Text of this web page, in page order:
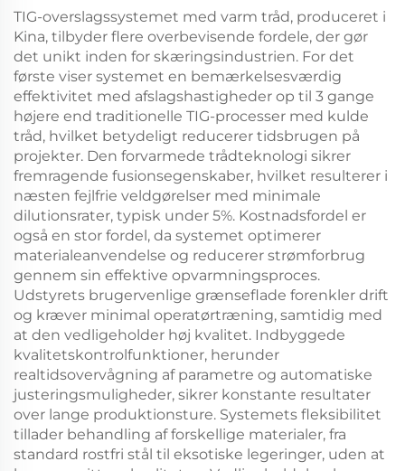
TIG-overslagssystemet med varm tråd, produceret i
Kina, tilbyder flere overbevisende fordele, der gør
det unikt inden for skæringsindustrien. For det
første viser systemet en bemærkelsesværdig
effektivitet med afslagshastigheder op til 3 gange
højere end traditionelle TIG-processer med kulde
tråd, hvilket betydeligt reducerer tidsbrugen på
projekter. Den forvarmede trådteknologi sikrer
fremragende fusionsegenskaber, hvilket resulterer i
næsten fejlfrie veldgørelser med minimale
dilutionsrater, typisk under 5%. Kostnadsfordel er
også en stor fordel, da systemet optimerer
materialeanvendelse og reducerer strømforbrug
gennem sin effektive opvarmningsproces.
Udstyrets brugervenlige grænseflade forenkler drift
og kræver minimal operatørtræning, samtidig med
at den vedligeholder høj kvalitet. Indbyggede
kvalitetskontrolfunktioner, herunder
realtidsovervågning af parametre og automatiske
justeringsmuligheder, sikrer konstante resultater
over lange produktionsture. Systemets fleksibilitet
tillader behandling af forskellige materialer, fra
standard rostfri stål til eksotiske legeringer, uden at